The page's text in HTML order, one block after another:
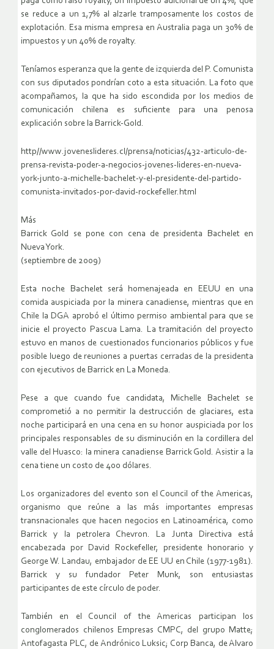
se reduce a un 1,7% al alzarle tramposamente los costos de
explotación. Esa misma empresa en Australia paga un 30% de
impuestos y un 40% de royalty.
Teníamos esperanza que la gente de izquierda del P. Comunista
con sus diputados pondrían coto a esta situación. La foto que
acompañamos, la que ha sido escondida por los medios de
comunicación chilena es suficiente para una penosa
explicación sobre la Barrick-Gold.
http//www.joveneslideres.cl/prensa/noticias/432-articulo-de-
prensa-revista-poder-a-negocios-jovenes-lideres-en-nueva-
york-junto-a-michelle-bachelet-y-el-presidente-del-partido-
comunista-invitados-por-david-rockefeller.html
Más
Barrick Gold se pone con cena de presidenta Bachelet en
Nueva York.
(septiembre de 2009)
Esta noche Bachelet será homenajeada en EEUU en una
comida auspiciada por la minera canadiense, mientras que en
Chile la DGA aprobó el último permiso ambiental para que se
inicie el proyecto Pascua Lama. La tramitación del proyecto
estuvo en manos de cuestionados funcionarios públicos y fue
posible luego de reuniones a puertas cerradas de la presidenta
con ejecutivos de Barrick en La Moneda.
Pese a que cuando fue candidata, Michelle Bachelet se
comprometió a no permitir la destrucción de glaciares, esta
noche participará en una cena en su honor auspiciada por los
principales responsables de su disminución en la cordillera del
valle del Huasco: la minera canadiense Barrick Gold. Asistir a la
cena tiene un costo de 400 dólares.
Los organizadores del evento son el Council of the Americas,
organismo que reúne a las más importantes empresas
transnacionales que hacen negocios en Latinoamérica, como
Barrick y la petrolera Chevron. La Junta Directiva está
encabezada por David Rockefeller, presidente honorario y
George W. Landau, embajador de EE UU en Chile (1977-1981).
Barrick y su fundador Peter Munk, son entusiastas
participantes de este círculo de poder.
También en el Council of the Americas participan los
conglomerados chilenos Empresas CMPC, del grupo Matte;
Antofagasta PLC, de Andrónico Luksic; Corp Banca, de Alvaro